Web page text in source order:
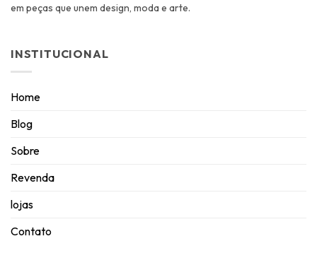
em peças que unem design, moda e arte.
INSTITUCIONAL
Home
Blog
Sobre
Revenda
lojas
Contato